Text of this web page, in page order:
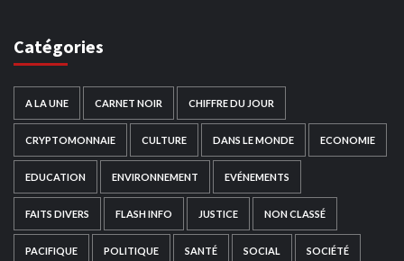
Catégories
A LA UNE CARNET NOIR CHIFFRE DU JOUR
CRYPTOMONNAIE CULTURE DANS LE MONDE ECONOMIE
EDUCATION ENVIRONNEMENT EVÉNEMENTS
FAITS DIVERS FLASH INFO JUSTICE NON CLASSÉ
PACIFIQUE POLITIQUE SANTÉ SOCIAL SOCIÉTÉ